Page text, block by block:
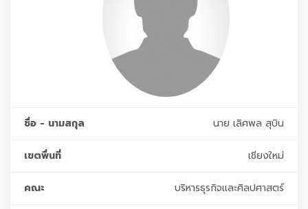
ชื่อ - นามสกุล นาย เลิศพล สุบิน
เขตพื่นที่ เชียงใหม่
คณะ บริหารธุรกิจและศิลปศาสตร์